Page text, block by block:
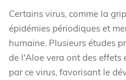
Certains virus, comme la
épidémies périodiques et
humaine. Plusieurs études
de l'Aloe vera ont des
par ce virus, favorisant le